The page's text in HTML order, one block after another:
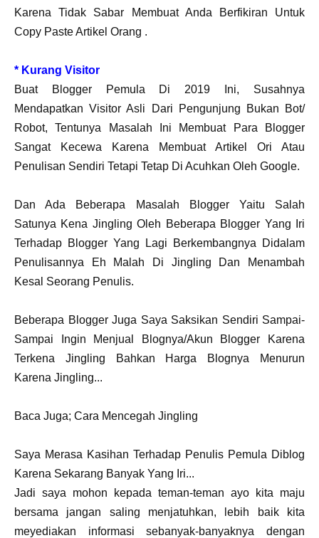
Karena Tidak Sabar Membuat Anda Berfikiran Untuk
Copy Paste Artikel Orang .
* Kurang Visitor
Buat Blogger Pemula Di 2019 Ini, Susahnya
Mendapatkan Visitor Asli Dari Pengunjung Bukan Bot/
Robot, Tentunya Masalah Ini Membuat Para Blogger
Sangat Kecewa Karena Membuat Artikel Ori Atau
Penulisan Sendiri Tetapi Tetap Di Acuhkan Oleh Google.
Dan Ada Beberapa Masalah Blogger Yaitu Salah
Satunya Kena Jingling Oleh Beberapa Blogger Yang Iri
Terhadap Blogger Yang Lagi Berkembangnya Didalam
Penulisannya Eh Malah Di Jingling Dan Menambah
Kesal Seorang Penulis.
Beberapa Blogger Juga Saya Saksikan Sendiri Sampai-
Sampai Ingin Menjual Blognya/Akun Blogger Karena
Terkena Jingling Bahkan Harga Blognya Menurun
Karena Jingling...
Baca Juga; Cara Mencegah Jingling
Saya Merasa Kasihan Terhadap Penulis Pemula Diblog
Karena Sekarang Banyak Yang Iri...
Jadi saya mohon kepada teman-teman ayo kita maju
bersama jangan saling menjatuhkan, lebih baik kita
meyediakan informasi sebanyak-banyaknya dengan